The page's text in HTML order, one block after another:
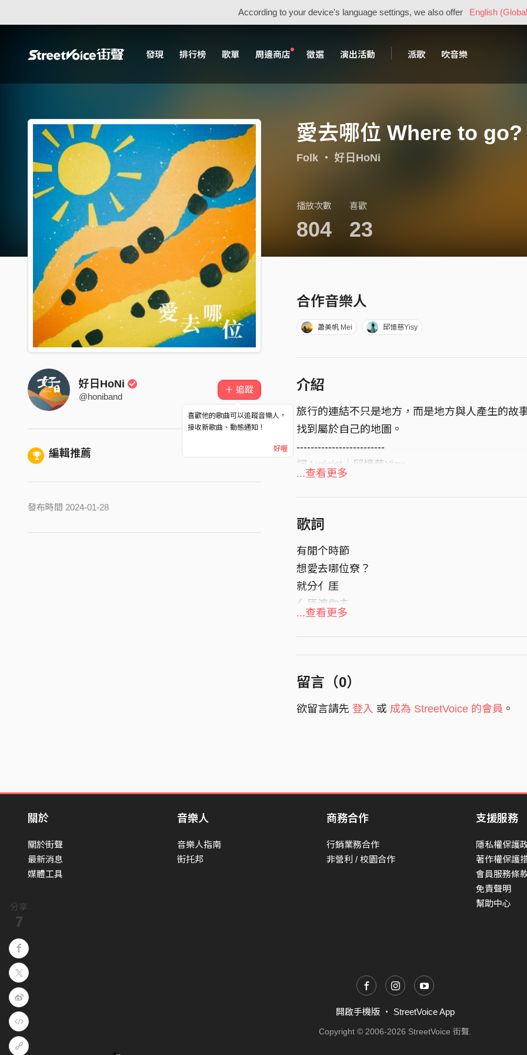
According to your device's language settings, we also offer English
發現 排行榜 歌單 周邊商店 徵選 演出活動 派歌 吹音樂
分享
7
愛去哪位 Where to go?
Folk・ 好日HoNi
播放次數
804
喜歡
23
好日HoNi
@honiband
＋ 追蹤
喜歡他的歌曲可以追蹤音樂人，
接收新歌曲、動態通知！
好喔
編輯推薦
發布時間 2024-01-28
合作音樂人
蕭美帆 Mei 邱憶慈Yisy
介紹
旅行的連結不只是地方，而是地方與人產生的故
找到屬於自己的地圖。
-------------------------
詞 Lyricist｜邱憶慈Yizy
曲 Composer｜好日HoNi
編曲 Arrangement｜蕭美帆Mei Hsiao
合聲編寫與演唱 Backing Vocal Arrangement｜好
貝斯 Bass｜無品 Pin Wu
鋼琴 Piano｜連祖浩 Hower
人聲錄音師 Lead Vocal Recording Engineer｜吳
人聲編輯 Vocal Editing ｜吳奕宏Wu Yi Hung
母帶後期處理工程師 Mastering Engineer｜陳帥
母帶後期處理工作室 Mastering Studio｜CtoB
錄音室 Recording Studio｜Playroom
...查看更多
歌詞
有閒个時節
想愛去哪位尞？
就分亻厓
亻厓渡你去
特別个風景
這下就出發
無共樣个景色
有空想去哪裡玩？
讓我帶你去吧
不用想太多
...查看更多
留言（0）
欲留言請先 登入 或 成為 StreetVoice 的會員 。
關於
關於街聲
最新消息
媒體工具
音樂人
音樂人指南
街托邦
商務合作
行銷業務合作
非營利 / 校園合作
支援服務
隱私權保護
著作權保護
會員服務條
免責聲明
幫助中心
開啟手機版 ・ StreetVoice App
Copyright © 2006-2026 StreetVoice 街聲.